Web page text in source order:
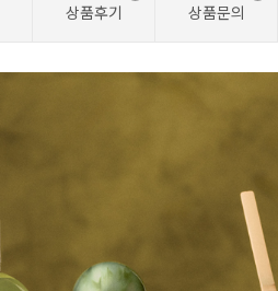
상품후기 상품문의